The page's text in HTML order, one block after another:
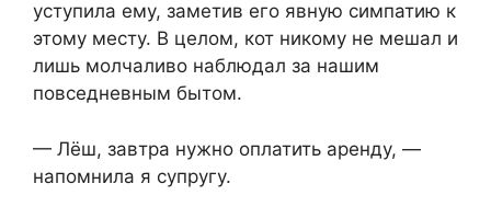
уступила ему, заметив его явную симпатию к
этому месту. В целом, кот никому не мешал и
лишь молчаливо наблюдал за нашим
повседневным бытом.
— Лёш, завтра нужно оплатить аренду, —
напомнила я супругу.